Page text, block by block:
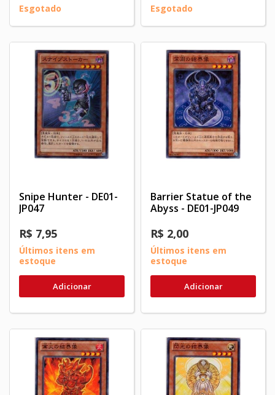
Esgotado Esgotado
Snipe Hunter - DE01-
JP047
R$ 7,95
Últimos itens em
estoque
Adicionar
Barrier Statue of the
Abyss - DE01-JP049
R$ 2,00
Últimos itens em
estoque
Adicionar